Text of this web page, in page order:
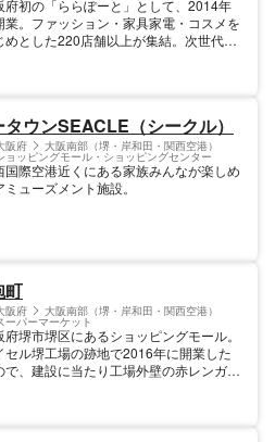
府初の「ららぽーと」として、2014年
業。ファッション・家具家電・コスメを
めとした220店舗以上が集結。次世代型
ーカーでも気兼ねなく利用できる小上が
やキッズプレイエリアを併設。子連れで
心してショッピングを楽しめる。
ウンSEACLE（シークル）
阪府 大阪南部（堺・岸和田・関西空港）
ョッピングモール・ショッピングセンター
国際空港近くにある家族みんなが楽しめ
ミューズメント施設。
町
阪府 大阪南部（堺・岸和田・関西空港）
ーパーマーケット
府堺市堺区にあるショッピングモール。
セル堺工場の跡地で2016年に開業した
で、建設に当たり工場外壁の赤レンガを